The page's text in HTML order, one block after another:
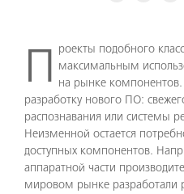
Проекты подобного класса характеризуются максимальным
на рынке компонентов.
разработку нового ПО:
распознавания или системы
Неизменной остается
доступных компонентов.
аппаратной части
мировом рынке разработали